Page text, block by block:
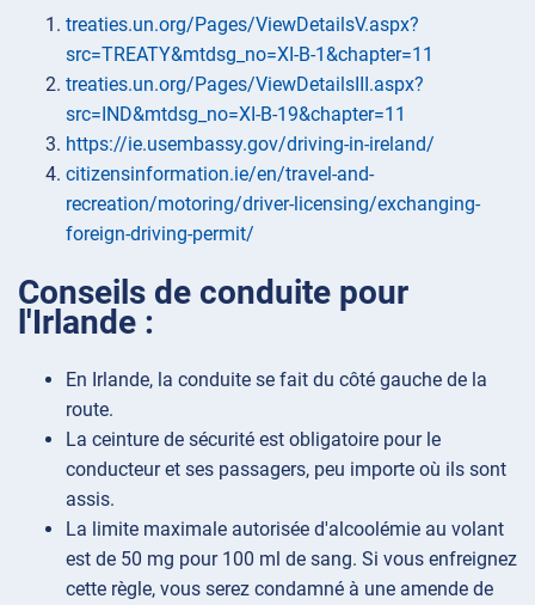
treaties.un.org/Pages/ViewDetailsV.aspx?
src=TREATY&mtdsg_no=XI-B-1&chapter=11
treaties.un.org/Pages/ViewDetailsIII.aspx?
src=IND&mtdsg_no=XI-B-19&chapter=11
https://ie.usembassy.gov/driving-in-ireland/
citizensinformation.ie/en/travel-and-
recreation/motoring/driver-licensing/exchanging-
foreign-driving-permit/
Conseils de conduite pour
l'Irlande :
En Irlande, la conduite se fait du côté gauche de la
route.
La ceinture de sécurité est obligatoire pour le
conducteur et ses passagers, peu importe où ils sont
assis.
La limite maximale autorisée d'alcoolémie au volant
est de 50 mg pour 100 ml de sang. Si vous enfreignez
cette règle, vous serez condamné à une amende de